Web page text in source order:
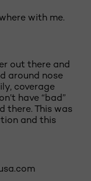
with me.
out there and
around nose
coverage
have “bad”
there. This was
and this